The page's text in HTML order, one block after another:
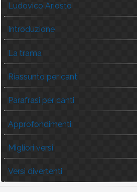
Ludovico Ariosto
Introduzione
La trama
Riassunto per canti
Parafrasi per canti
Approfondimenti
Migliori versi
Versi divertenti